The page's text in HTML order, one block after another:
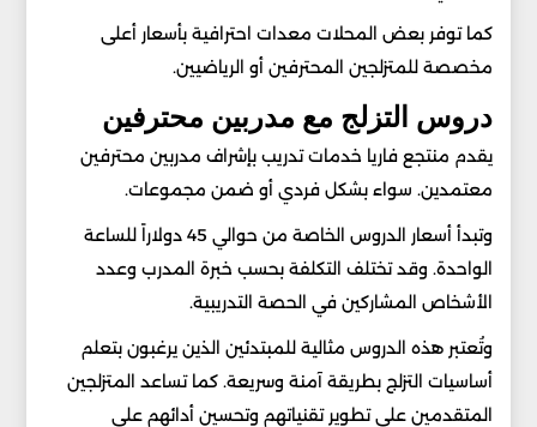
كما توفر بعض المحلات معدات احترافية بأسعار أعلى
مخصصة للمتزلجين المحترفين أو الرياضيين.
دروس التزلج مع مدربين محترفين
يقدم منتجع فاريا خدمات تدريب بإشراف مدربين محترفين
معتمدين. سواء بشكل فردي أو ضمن مجموعات.
وتبدأ أسعار الدروس الخاصة من حوالي 45 دولاراً للساعة
الواحدة. وقد تختلف التكلفة بحسب خبرة المدرب وعدد
الأشخاص المشاركين في الحصة التدريبية.
وتُعتبر هذه الدروس مثالية للمبتدئين الذين يرغبون بتعلم
أساسيات التزلج بطريقة آمنة وسريعة. كما تساعد المتزلجين
المتقدمين على تطوير تقنياتهم وتحسين أدائهم على